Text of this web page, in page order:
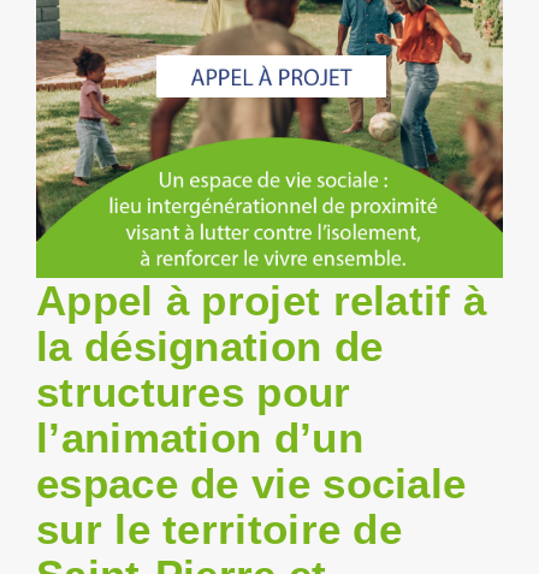
Appel à projet relatif à
la désignation de
structures pour
l’animation d’un
espace de vie sociale
sur le territoire de